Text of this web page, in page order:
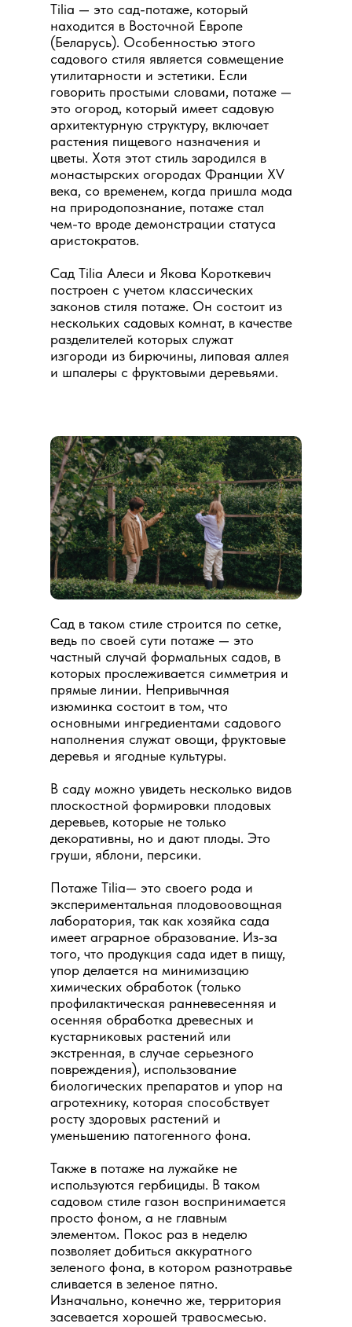
Tilia — это сад-потаже, который
находится в Восточной Европе
(Беларусь). Особенностью этого
садового стиля является совмещение
утилитарности и эстетики. Если
говорить простыми словами, потаже —
это огород, который имеет садовую
архитектурную структуру, включает
растения пищевого назначения и
цветы. Хотя этот стиль зародился в
монастырских огородах Франции XV
века, со временем, когда пришла мода
на природопознание, потаже стал
чем-то вроде демонстрации статуса
аристократов.
Сад Tilia Алеси и Якова Короткевич
построен с учетом классических
законов стиля потаже. Он состоит из
нескольких садовых комнат, в качестве
разделителей которых служат
изгороди из бирючины, липовая аллея
и шпалеры с фруктовыми деревьями.
Сад в таком стиле строится по сетке,
ведь по своей сути потаже — это
частный случай формальных садов, в
которых прослеживается симметрия и
прямые линии. Непривычная
изюминка состоит в том, что
основными ингредиентами садового
наполнения служат овощи, фруктовые
деревья и ягодные культуры.
В саду можно увидеть несколько видов
плоскостной формировки плодовых
деревьев, которые не только
декоративны, но и дают плоды. Это
груши, яблони, персики.
Потаже Tilia— это своего рода и
экспериментальная плодовоовощная
лаборатория, так как хозяйка сада
имеет аграрное образование. Из-за
того, что продукция сада идет в пищу,
упор делается на минимизацию
химических обработок (только
профилактическая ранневесенняя и
осенняя обработка древесных и
кустарниковых растений или
экстренная, в случае серьезного
повреждения), использование
биологических препаратов и упор на
агротехнику, которая способствует
росту здоровых растений и
уменьшению патогенного фона.
Также в потаже на лужайке не
используются гербициды. В таком
садовом стиле газон воспринимается
просто фоном, а не главным
элементом. Покос раз в неделю
позволяет добиться аккуратного
зеленого фона, в котором разнотравье
сливается в зеленое пятно.
Изначально, конечно же, территория
засевается хорошей травосмесью.